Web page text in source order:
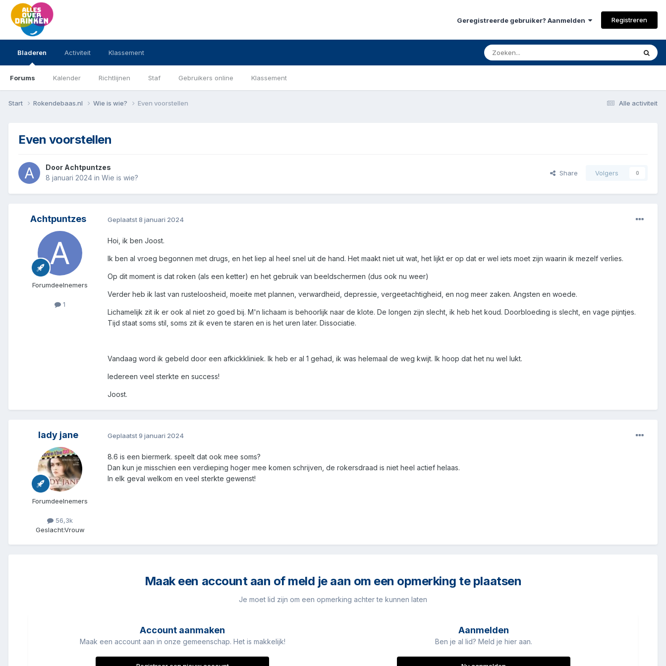
Geregistreerde gebruiker? Aanmelden Registreren
Bladeren
Forums Kalender Richtlijnen Staf Gebruikers online Klassement
Activiteit Klassement
Alle activiteit
Start Rokendebaas.nl Wie is wie? Even voorstellen
Even voorstellen
Door Achtpuntzes
8 januari 2024 in Wie is wie?
Share Volgers 0
Achtpuntzes
Forumdeelnemers
1
Geplaatst8 januari 2024
Hoi, ik ben Joost.
Ik ben al vroeg begonnen met drugs, en het liep al heel snel uit de hand. Het maakt niet uit wat, het lijkt er op dat er wel iets moet zijn waarin ik mezelf verlies.
Op dit moment is dat roken (als een ketter) en het gebruik van beeldschermen (dus ook nu weer)
Verder heb ik last van rusteloosheid, moeite met plannen, verwardheid, depressie, vergeetachtigheid, en nog meer zaken. Angsten en woede.
Lichamelijk zit ik er ook al niet zo goed bij. M'n lichaam is behoorlijk naar de klote. De longen zijn slecht, ik heb het koud. Doorbloeding is slecht, en vage pijntjes.
Tijd staat soms stil, soms zit ik even te staren en is het uren later. Dissociatie.
Vandaag word ik gebeld door een afkickkliniek. Ik heb er al 1 gehad, ik was helemaal de weg kwijt. Ik hoop dat het nu wel lukt.
Iedereen veel sterkte en success!
Joost.
lady jane
Forumdeelnemers
56,3k
Geslacht:Vrouw
Geplaatst9 januari 2024
8.6 is een biermerk. speelt dat ook mee soms?
Dan kun je misschien een verdieping hoger mee komen schrijven, de rokersdraad is niet heel actief helaas.
In elk geval welkom en veel sterkte gewenst!
Maak een account aan of meld je aan om een opmerking te plaatsen
Je moet lid zijn om een opmerking achter te kunnen laten
Account aanmaken
Maak een account aan in onze gemeenschap. Het is makkelijk!
Aanmelden
Ben je al lid? Meld je hier aan.